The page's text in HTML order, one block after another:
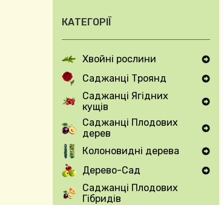
КАТЕГОРІЇ
Хвойні рослини
Expand Secondary Navigation Menu
Саджанці Троянд
Expand Secondary Navigation Menu
Саджанці Ягідних
кущів
Expand Secondary Navigation Menu
Саджанці Плодових
дерев
Expand Secondary Navigation Menu
Колоновидні дерева
Expand Secondary Navigation Menu
Дерево-Сад
Expand Secondary Navigation Menu
Саджанці Плодових
Гібридів